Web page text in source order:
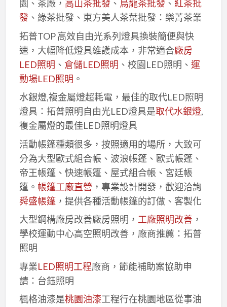
園、茶廠， 高山茶批發、 烏龍茶批發、 紅茶批
發、綠茶批發、東方美人茶葉批發：樂菁茶業
拓普TOP 高效自由光系列燈具換裝簡便與快
速，大幅降低燈具維護成本，非常適合廠房
LED照明 、 倉儲LED照明 、校園LED照明、 運
動場LED照明 。
水銀燈,複金屬燈超耗電，最佳的取代LED照明
燈具：拓普照明自由光LED燈具是取代水銀燈,
複金屬燈的最佳LED照明燈具
活動帳篷種類很多，按照適用的場所，大致可
分為大型歐式組合帳、波浪帳篷、歐式帳篷、
帝王帳篷、快速帳篷、屋式組合帳、宮廷帳
篷。 帳篷工廠直營 ，專業設計開發，歡迎洽詢
舜盛帳篷，提供各種活動帳篷的訂做、客製化
大型鋼構廠房改善廠房照明， 工廠照明改善，
學校運動中心高空照明改善，廠商推薦：拓普
照明
專業LED照明工程廠商，節能補助案協助申
請：台鈺照明
楓格油漆是桃園油漆工程行在桃園地區從事油